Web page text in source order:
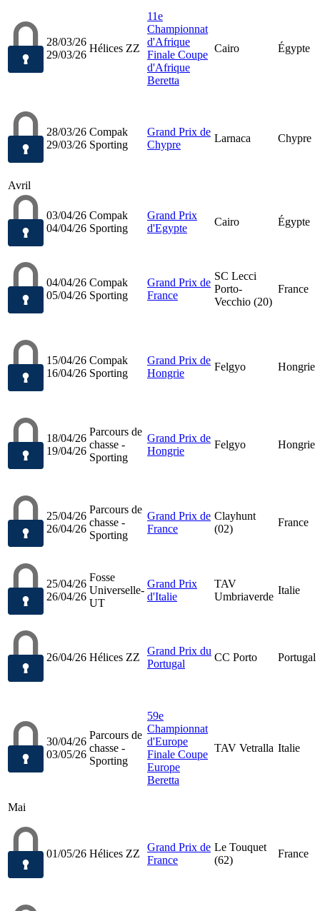
28/03/26
29/03/26
Hélices ZZ
11e
Championnat
d'Afrique
Finale Coupe
d'Afrique
Beretta
Cairo Égypte
28/03/26
29/03/26
Compak
Sporting
Grand Prix de
Chypre
Larnaca Chypre
Avril
03/04/26
04/04/26
Compak
Sporting
Grand Prix
d'Egypte
Cairo Égypte
04/04/26
05/04/26
Compak
Sporting
Grand Prix de
France
SC Lecci
Porto-
Vecchio (20)
France
15/04/26
16/04/26
Compak
Sporting
Grand Prix de
Hongrie
Felgyo Hongrie
18/04/26
19/04/26
Parcours de
chasse -
Sporting
Grand Prix de
Hongrie
Felgyo Hongrie
25/04/26
26/04/26
Parcours de
chasse -
Sporting
Grand Prix de
France
Clayhunt
(02)
France
25/04/26
26/04/26
Fosse
Universelle-
UT
Grand Prix
d'Italie
TAV
Umbriaverde
Italie
26/04/26 Hélices ZZ
Grand Prix du
Portugal
CC Porto Portugal
30/04/26
03/05/26
Parcours de
chasse -
Sporting
59e
Championnat
d'Europe
Finale Coupe
Europe
Beretta
TAV Vetralla Italie
Mai
01/05/26 Hélices ZZ
Grand Prix de
France
Le Touquet
(62)
France